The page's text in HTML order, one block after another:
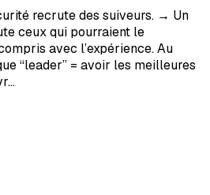
recrute des suiveurs. → Un
ceux qui pourraient le
avec l’expérience. Au
“leader” = avoir les meilleures